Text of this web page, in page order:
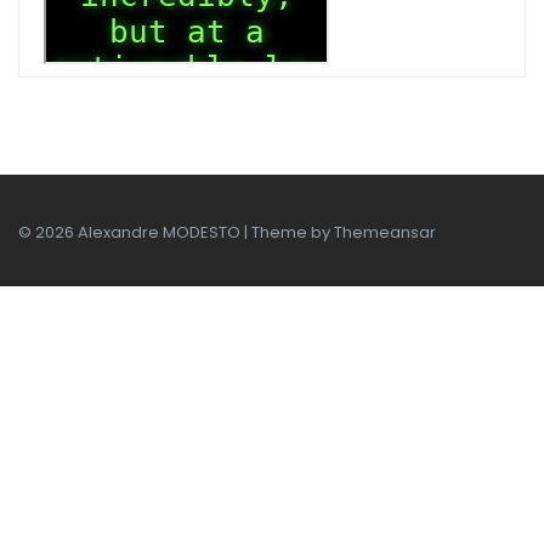
© 2026 Alexandre MODESTO | Theme byThemeansar